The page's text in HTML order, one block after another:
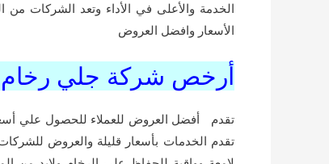
الخدمة والأعلى في الأداء وتعد الشركات
الأسعار وافضل العروض
أرخص شركة جلي رخام
تقدم أفضل العروض للعملاء للحصول علي
تقدم الخدمات بأسعار قليلة والعروض